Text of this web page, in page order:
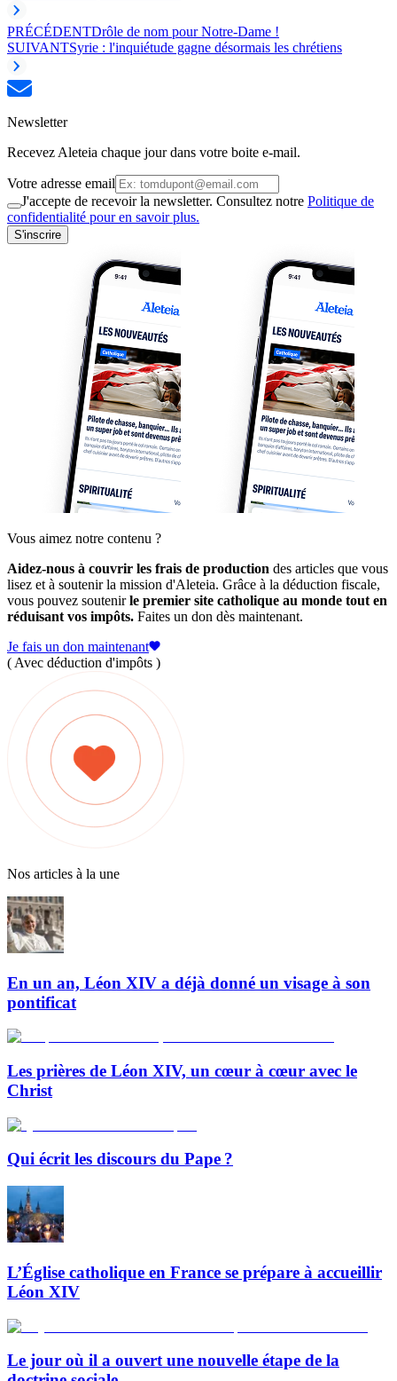
PRÉCÉDENTDrôle de nom pour Notre-Dame !
SUIVANTSyrie : l'inquiétude gagne désormais les chrétiens
Newsletter
Recevez Aleteia chaque jour dans votre boite e-mail.
Votre adresse email
J'accepte de recevoir la newsletter. Consultez notre Politique de
confidentialité pour en savoir plus.
S'inscrire
Vous aimez notre contenu ?
Aidez-nous à couvrir les frais de production des articles que vous
lisez et à soutenir la mission d'Aleteia. Grâce à la déduction fiscale,
vous pouvez soutenirle premier site catholique au monde tout en
réduisant vos impôts. Faites un don dès maintenant.
Je fais un don maintenant
( Avec déduction d'impôts )
Nos articles à la une
En un an, Léon XIV a déjà donné un visage à son
pontificat
Les prières de Léon XIV, un cœur à cœur avec le
Christ
Qui écrit les discours du Pape ?
L’Église catholique en France se prépare à accueillir
Léon XIV
Le jour où il a ouvert une nouvelle étape de la